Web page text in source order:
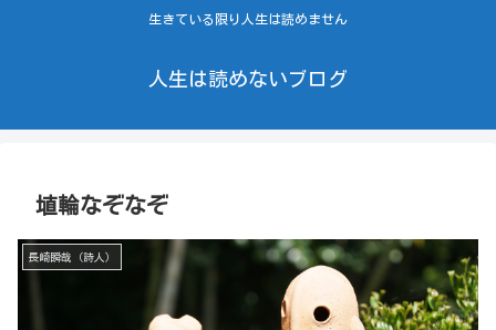
生きている限り人生は読めません
人生は読めないブログ
埴輪なぞなぞ
長崎瞬哉（詩人）